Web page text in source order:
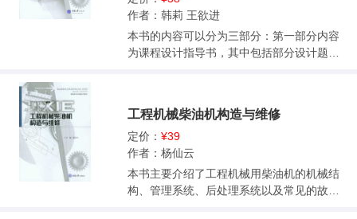
实现易教易学的高职教材特色。同时，强调
素质教育和以能力为本位的教育理念。本书
面向21世纪，紧紧围绕培养目标，面对现
实，强求实效，通俗易懂，简单实用。 本书
类专业使用，也可供职工培训用，还可供有
关工程技术人员参考。
作者：韩莉 王欲进
本书的内容可以分为三部分：第一部分内容
为课程设计指导书，其中包括部分设计题目
轴系零件的紧固件、常用的滚动轴承、润滑
和密封、连轴器、公差与配合、电动机等。
它是将机械设计指导书、机械零件手册、机
械零件课程设计图册、国标等资料汇集一体
的机械设计课程设计的教材。 本书不仅可作
工程机械柴油机构造与维修
定价： ¥39
作者：杨仙云
本书主要介绍了工程机械用柴油机的机械结
构、管理系统、后处理系统以及常见的故障